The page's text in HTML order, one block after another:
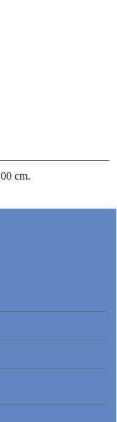
cm.